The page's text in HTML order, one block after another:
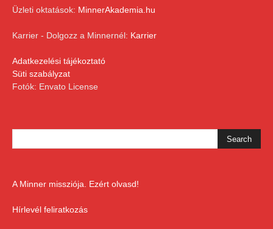
Üzleti oktatások: MinnerAkademia.hu
Karrier - Dolgozz a Minnernél: Karrier
Adatkezelési tájékoztató
Süti szabályzat
Fotók: Envato License
A Minner missziója. Ezért olvasd!
Hírlevél feliratkozás